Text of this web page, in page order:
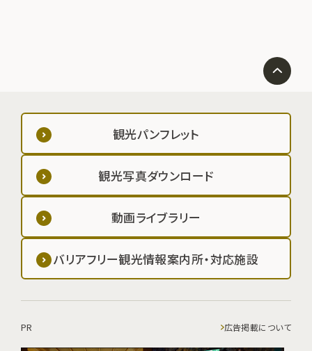
観光パンフレット
観光写真ダウンロード
動画ライブラリー
バリアフリー観光情報案内所・対応施設
PR 広告掲載について